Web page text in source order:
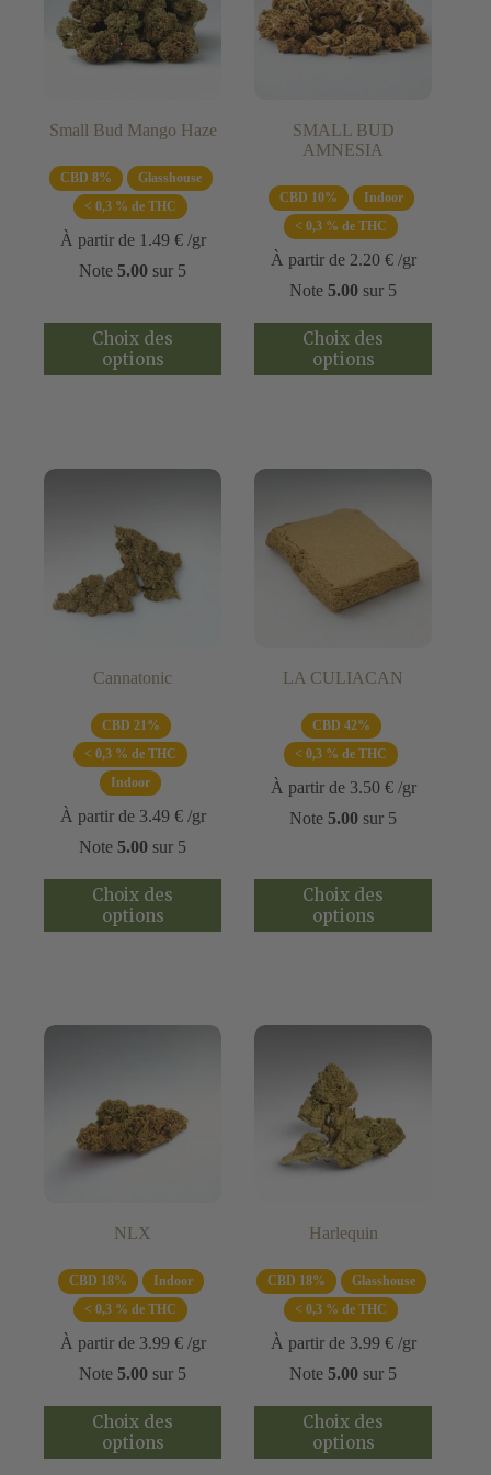
Small Bud Mango Haze
CBD 8%
Glasshouse
< 0,3 % de THC
À partir de 1.49 € /gr
Note5.00 sur 5
Choix des
options
Ce
produit
a
peuvent
sur
la
page
du
produit
SMALL BUD
AMNESIA
CBD 10%
Indoor
< 0,3 % de THC
À partir de 2.20 € /gr
Note5.00 sur 5
Choix des
options
Ce
produit
a
peuvent
choisies
du
produit
Cannatonic
CBD 21%
< 0,3 % de THC
Indoor
À partir de 3.49 € /gr
Note5.00 sur 5
Choix des
options
Ce
produit
a
peuvent
la
page
du
produit
LA CULIACAN
CBD 42%
< 0,3 % de THC
À partir de 3.50 € /gr
Note5.00 sur 5
Choix des
options
Ce
produit
a
peuvent
sur
la
page
du
produit
NLX
CBD 18%
Indoor
< 0,3 % de THC
À partir de 3.99 € /gr
Note5.00 sur 5
Choix des
options
Ce
produit
a
Harlequin
CBD 18%
Glasshouse
< 0,3 % de THC
À partir de 3.99 € /gr
Note5.00 sur 5
Choix des
options
Ce
produit
a